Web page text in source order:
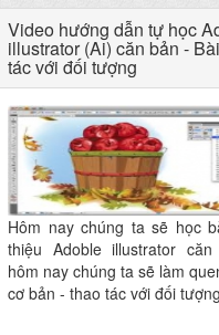
Video hướng dẫn tự học
illustrator (Ai) căn bản -
tác với đối tượng
Hôm nay chúng ta sẽ học
thiệu Adoble illustrator
hôm nay chúng ta sẽ làm
cơ bản - thao tác với đối tượng